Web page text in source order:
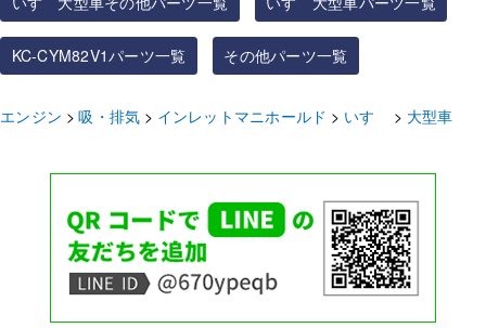
KC-CYM82V1パーツ一覧 その他パーツ一覧
エンジン 吸・排気 インレットマニホールド いすゞ 大型車